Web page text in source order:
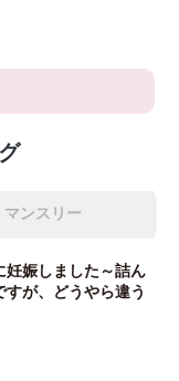
マンスリー
妊娠しました～詰ん
が、どうやら違う